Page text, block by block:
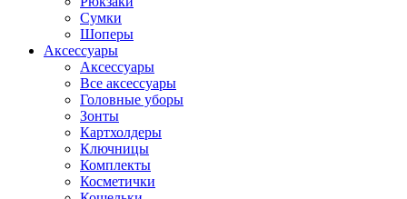
Сумки
Шоперы
Аксессуары
Аксессуары
Все аксессуары
Головные уборы
Зонты
Картхолдеры
Ключницы
Комплекты
Косметички